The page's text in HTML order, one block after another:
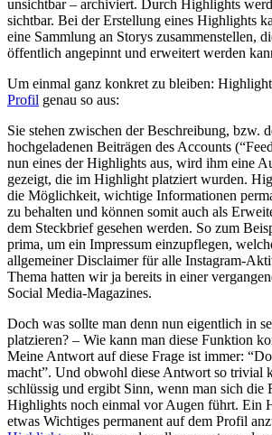
unsichtbar – archiviert. Durch Highlights
sichtbar. Bei der Erstellung eines Highlights
eine Sammlung an Storys zusammenstellen,
öffentlich angepinnt und erweitert werden
Um einmal ganz konkret zu bleiben:
Profil genau so aus:
Sie stehen zwischen der Beschreibung, bzw.
hochgeladenen Beiträgen des Accounts
nun eines der Highlights aus, wird ihm eine
gezeigt, die im Highlight platziert wurden.
die Möglichkeit, wichtige Informationen
zu behalten und können somit auch als
dem Steckbrief gesehen werden. So zum
prima, um ein Impressum einzupflegen,
allgemeiner Disclaimer für alle Instagram-
Thema hatten wir ja bereits in einer
Social Media-Magazines.
Doch was sollte man denn nun eigentlich in
platzieren? – Wie kann man diese Funktion
Meine Antwort auf diese Frage ist immer:
macht”. Und obwohl diese Antwort so trivial
schlüssig und ergibt Sinn, wenn man sich die
Highlights noch einmal vor Augen führt. Ein
etwas Wichtiges permanent auf dem Profil